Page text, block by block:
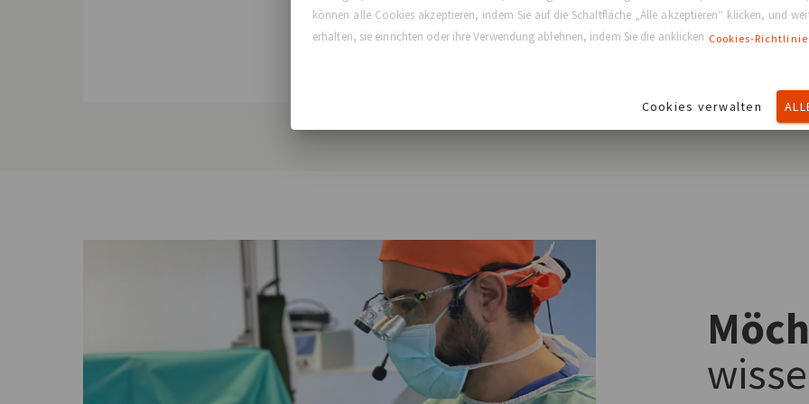
ausgerichtet ist, basierend auf Ihrer
Einschnittstelle.
Diese Implantate müssen von Hand mit der
werden, damit das
können alle Cookies akzeptieren, indem Sie auf die Schaltfläche „Alle akzeptieren“ klicken, und
erhalten, sie einrichten oder ihre Verwendung ablehnen, indem Sie die anklicken Cookies-Richtlinie
Cookies verwalten